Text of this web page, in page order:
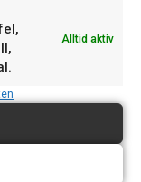
Alltid aktiv
Mitsubishi. "För